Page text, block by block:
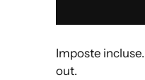
Imposte incluse.
out.